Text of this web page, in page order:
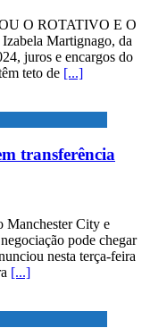
O ROTATIVO E O
Martignago, da
juros e encargos do
teto de [...]
transferência
Manchester City e
pode chegar
nesta terça-feira
[...]